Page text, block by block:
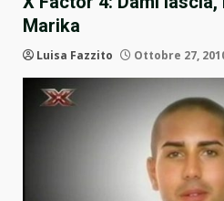
Marika
Luisa Fazzito Ottobre 27,